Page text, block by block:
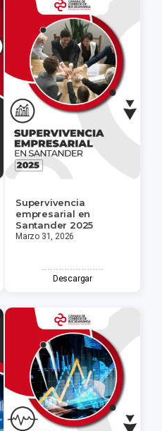
Supervivencia
empresarial en
Santander 2025
Marzo 31, 2026
Descargar